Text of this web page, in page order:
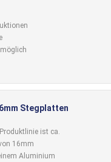
Stegplatten
ist ca.
16mm
Aluminium